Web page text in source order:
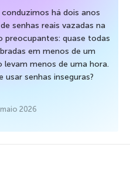
há dois anos
senhas reais vazadas na
preocupantes: quase todas
em menos de um
menos de uma hora.
senhas inseguras?
2026